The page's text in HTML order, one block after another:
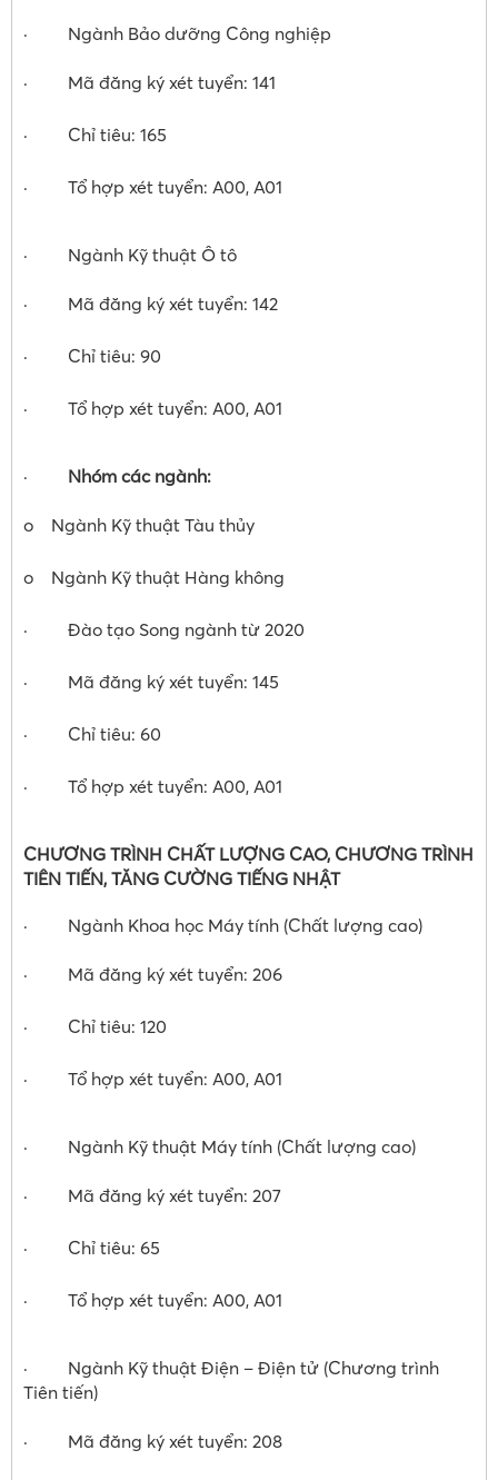
· Ngành Bảo dưỡng Công nghiệp
· Mã đăng ký xét tuyển: 141
· Chỉ tiêu: 165
· Tổ hợp xét tuyển: A00, A01
· Ngành Kỹ thuật Ô tô
· Mã đăng ký xét tuyển: 142
· Chỉ tiêu: 90
· Tổ hợp xét tuyển: A00, A01
· Nhóm các ngành:
o Ngành Kỹ thuật Tàu thủy
o Ngành Kỹ thuật Hàng không
· Đào tạo Song ngành từ 2020
· Mã đăng ký xét tuyển: 145
· Chỉ tiêu: 60
· Tổ hợp xét tuyển: A00, A01
CHƯƠNG TRÌNH CHẤT LƯỢNG CAO, CHƯƠNG TRÌNH
TIÊN TIẾN, TĂNG CƯỜNG TIẾNG NHẬT
· Ngành Khoa học Máy tính (Chất lượng cao)
· Mã đăng ký xét tuyển: 206
· Chỉ tiêu: 120
· Tổ hợp xét tuyển: A00, A01
· Ngành Kỹ thuật Máy tính (Chất lượng cao)
· Mã đăng ký xét tuyển: 207
· Chỉ tiêu: 65
· Tổ hợp xét tuyển: A00, A01
· Ngành Kỹ thuật Điện – Điện tử (Chương trình
Tiên tiến)
· Mã đăng ký xét tuyển: 208